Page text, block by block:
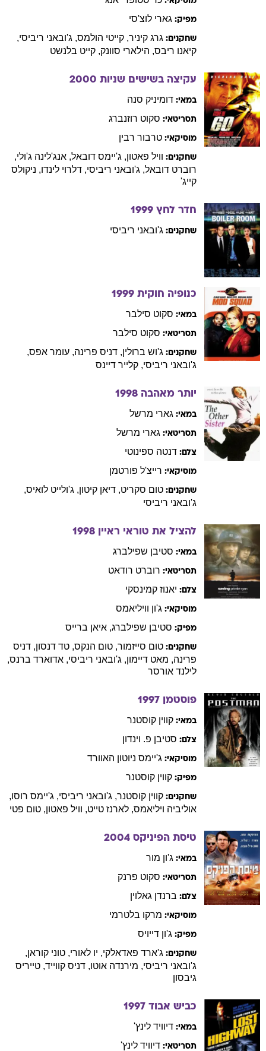
מפיק: גארי לוצ'סי
שחקנים: גרג קיניר, קייטי הולמס, ג'ובאני ריביסי,
קיאנו ריבס, הילארי סוונק, קייט בלנשט
עקיצה בשישים שניות 2000
במאי: דומיניק סנה
תסריטאי: סקוט רוזנברג
מוסיקאי: טרבור רבין
שחקנים: וויל פאטון, ג'יימס דובאל, אנג'לינה ג'ולי,
רוברט דובאל, ג'ובאני ריביסי, דלרוי לינדו, ניקולס
קייג'
חדר לחץ 1999
שחקנים: ג'ובאני ריביסי
כנופיה חוקית 1999
במאי: סקוט סילבר
תסריטאי: סקוט סילבר
שחקנים: ג'וש ברולין, דניס פרינה, עומר אפס,
ג'ובאני ריביסי, קלייר דיינס
יותר מאהבה 1998
במאי: גארי מרשל
תסריטאי: גארי מרשל
צלם: דנטה ספינוטי
מוסיקאי: רייצ'ל פורטמן
שחקנים: טום סקריט, דיאן קיטון, ג'ולייט לואיס,
ג'ובאני ריביסי
להציל את טוראי ראיין 1998
במאי: סטיבן שפילברג
תסריטאי: רוברט רודאט
צלם: יאנוז קמינסקי
מוסיקאי: ג'ון וויליאמס
מפיק: סטיבן שפילברג, איאן ברייס
שחקנים: טום סייזמור, טום הנקס, טד דנסון, דניס
פרינה, מאט דיימון, ג'ובאני ריביסי, אדוארד ברנס,
לילנד אורסר
פוסטמן 1997
במאי: קווין קוסטנר
צלם: סטיבן פ. וינדון
מוסיקאי: ג'יימס ניוטון האוורד
מפיק: קווין קוסטנר
שחקנים: קווין קוסטנר, ג'ובאני ריביסי, ג'יימס רוסו,
אוליביה ויליאמס, לארנז טייט, וויל פאטון, טום פטי
טיסת הפיניקס 2004
במאי: ג'ון מור
תסריטאי: סקוט פרנק
צלם: ברנדן גאלוין
מוסיקאי: מרקו בלטרמי
מפיק: ג'ון דייויס
שחקנים: ג'ארד פאדאלקי, יו לאורי, טוני קוראן,
ג'ובאני ריביסי, מירנדה אוטו, דניס קווייד, טייריס
גיבסון
כביש אבוד 1997
במאי: דיוויד לינץ'
תסריטאי: דיוויד לינץ'